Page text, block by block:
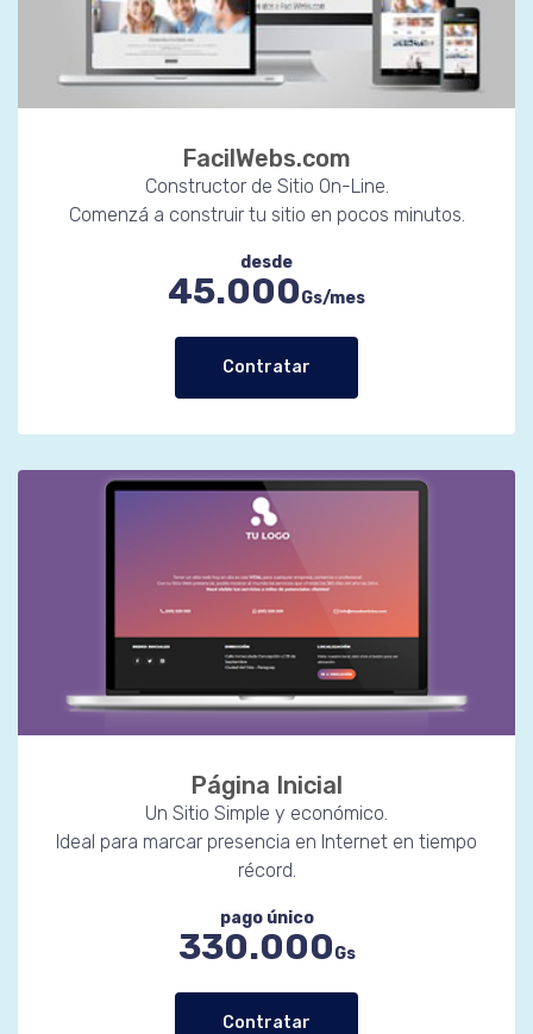
FacilWebs.com
Constructor de Sitio On-Line.
Comenzá a construir tu sitio en pocos minutos.
desde
45.000Gs/mes
Contratar
Página Inicial
Un Sitio Simple y económico.
Ideal para marcar presencia en Internet en tiempo
récord.
pago único
330.000Gs
Contratar